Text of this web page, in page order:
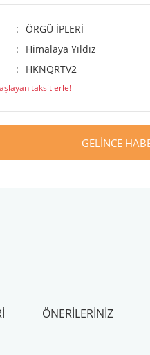
ÖRGÜ İPLERİ
Himalaya Yıldız
HKNQRTV2
taksitlerle!
GELİNCE
ÖNERILERINIZ